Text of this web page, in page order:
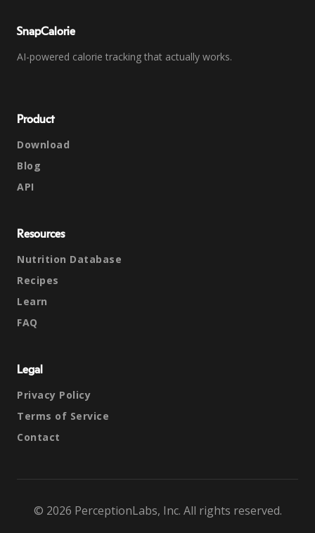
SnapCalorie
AI-powered calorie tracking that actually works.
Product
Download
Blog
API
Resources
Nutrition Database
Recipes
Learn
FAQ
Legal
Privacy Policy
Terms of Service
Contact
© 2026 PerceptionLabs, Inc. All rights reserved.